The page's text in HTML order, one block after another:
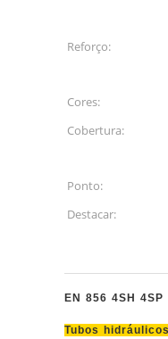
Reforço:
Cores:
Cobertura:
Ponto:
Destacar:
EN 856 4SH
Tubos